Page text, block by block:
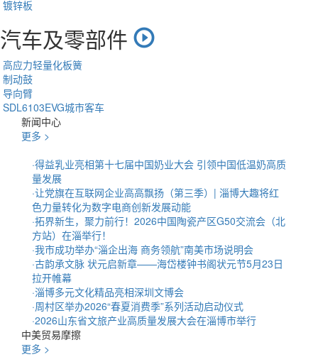
镀锌板
汽车及零部件
高应力轻量化板簧
制动鼓
导向臂
SDL6103EVG城市客车
新闻中心
更多 >
·得益乳业亮相第十七届中国奶业大会 引领中国低温奶高质
量发展
·让党旗在互联网企业高高飘扬（第三季）| 淄博大趣将红
色力量转化为数字电商创新发展动能
·拓界新生，聚力前行！2026中国陶瓷产区G50交流会（北
方站）在淄举行！
·我市成功举办“淄企出海 商务领航”南美市场说明会
·古韵承文脉 状元启新章——海岱楼钟书阁状元节5月23日
拉开帷幕
·淄博多元文化精品亮相深圳文博会
·周村区举办2026“春夏消费季”系列活动启动仪式
·2026山东省文旅产业高质量发展大会在淄博市举行
中美贸易摩擦
更多 >